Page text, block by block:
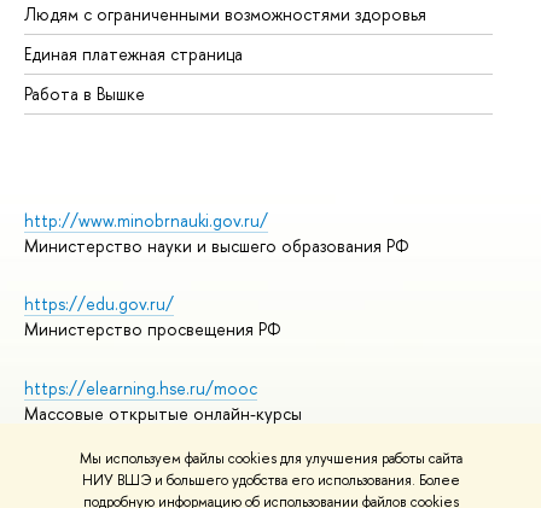
Мы используем файлы cookies для улучшения работы сайта
НИУ ВШЭ и большего удобства его использования. Более
подробную информацию об использовании файлов cookies
Людям с ограниченными возможностями здоровья
Единая платежная страница
Работа в Вышке
http://www.minobrnauki.gov.ru/
Министерство науки и высшего образования РФ
https://edu.gov.ru/
Министерство просвещения РФ
https://elearning.hse.ru/mooc
Массовые открытые онлайн-курсы